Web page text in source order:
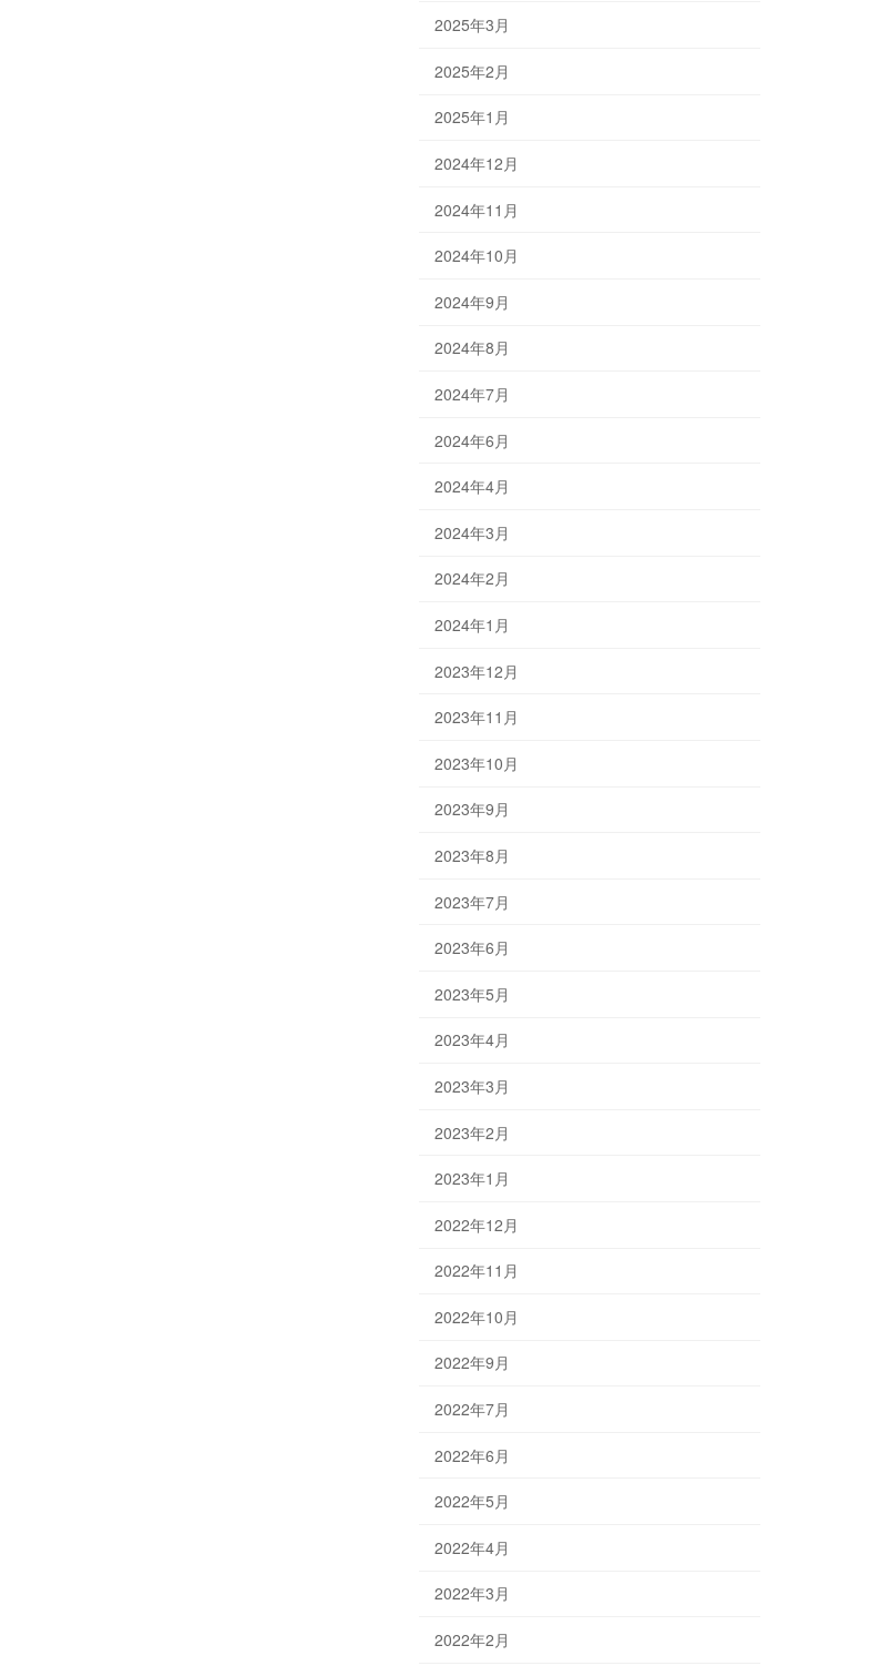
2025年3月
2025年2月
2025年1月
2024年12月
2024年11月
2024年10月
2024年9月
2024年8月
2024年7月
2024年6月
2024年4月
2024年3月
2024年2月
2024年1月
2023年12月
2023年11月
2023年10月
2023年9月
2023年8月
2023年7月
2023年6月
2023年5月
2023年4月
2023年3月
2023年2月
2023年1月
2022年12月
2022年11月
2022年10月
2022年9月
2022年7月
2022年6月
2022年5月
2022年4月
2022年3月
2022年2月